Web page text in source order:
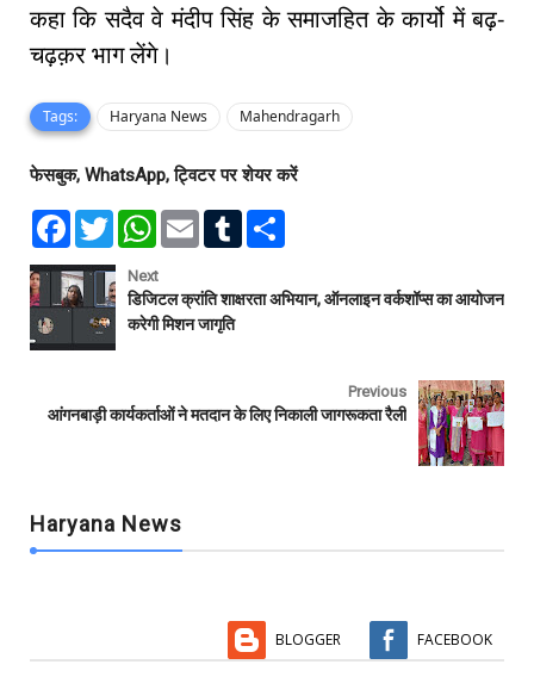
कहा कि सदैव वे मंदीप सिंह के समाजहित के कार्यो में बढ़-
चढ़क़र भाग लेंगे।
Tags: Haryana News Mahendragarh
फेसबुक, WhatsApp, ट्विटर पर शेयर करें
F
e
b
o
k
T
w
t
t
e
W
t
s
A
p
E
l
T
l
e
Next
डिजिटल क्रांति शाक्षरता अभियान, ऑनलाइन वर्कशॉप्स का आयोजन
करेगी मिशन जागृति
Previous
आंगनबाड़ी कार्यकर्ताओं ने मतदान के लिए निकाली जागरूकता रैली
Haryana News
BLOGGER FACEBOOK